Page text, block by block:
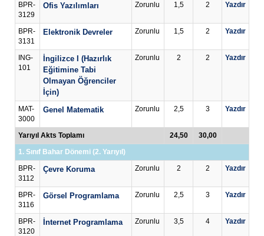
BPR-
3129
Ofis Yazılımları Zorunlu 1,5 2 Yazdır
BPR-
3131
Elektronik Devreler Zorunlu 1,5 2 Yazdır
ING-
101
İngilizce I (Hazırlık
Eğitimine Tabi
Olmayan Öğrenciler
İçin)
Zorunlu 2 2 Yazdır
MAT-
3000
Genel Matematik Zorunlu 2,5 3 Yazdır
Yarıyıl Akts Toplamı 24,50
30,00
1. Sınıf Bahar Dönemi (2. Yarıyıl)
BPR-
3112
Çevre Koruma Zorunlu 2 2 Yazdır
BPR-
3116
Görsel Programlama Zorunlu 2,5 3 Yazdır
BPR-
3120
İnternet Programlama Zorunlu 3,5 4 Yazdır